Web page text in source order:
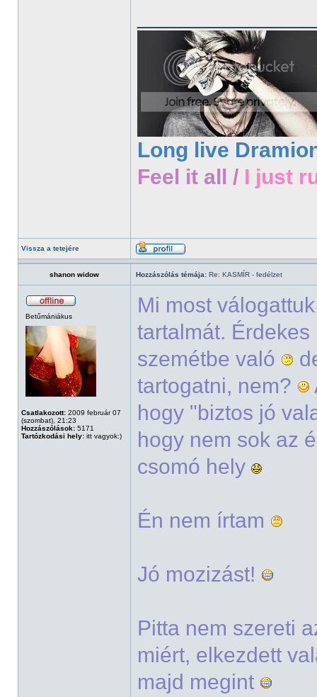
Long live
Feel it all / I just
Vissza a tetejére
shanon widow Hozzászólás témája: Re: KASMÍR - fedélzet
Betűmániákus
Csatlakozott: 2009 február 07
(szombat), 21:23
Hozzászólások: 5171
Tartózkodási hely: itt vagyok:)
Mi most
tartalmát.
szemétbe való
tartogatni, nem?
hogy "biztos jó
hogy nem sok az
csomó hely
Én nem írtam
Jó mozizást!
Pitta nem szereti
miért, elkezdett
majd megint